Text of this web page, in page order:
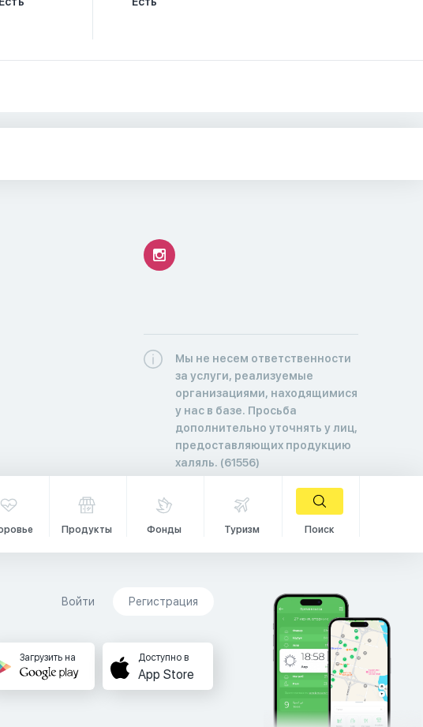
Мы не несем ответственности
за услуги, реализуемые
организациями, находящимися
у нас в базе. Просьба
дополнительно уточнять у лиц,
предоставляющих продукцию
халяль. (61556)
Продукты Фонды Туризм Поиск
Войти Регистрация
Загрузить на Доступно в
App Store